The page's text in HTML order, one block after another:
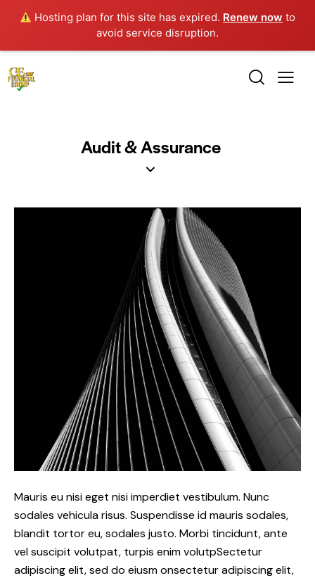
Hosting plan for this site has expired. Renew now to
avoid service disruption.
Audit & Assurance
Mauris eu nisi eget nisi imperdiet vestibulum. Nunc
sodales vehicula risus. Suspendisse id mauris sodales,
blandit tortor eu, sodales justo. Morbi tincidunt, ante
vel suscipit volutpat, turpis enim volutpSectetur
adipiscing elit, sed do eiusm onsectetur adipiscing elit,